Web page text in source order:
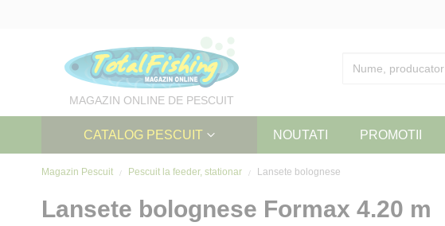
MAGAZIN ONLINE DE PESCUIT
CATALOG PESCUIT NOUTATI PROMOTII
Magazin Pescuit Pescuit la feeder, stationar Lansete bolognese
Lansete bolognese Formax 4.20 m